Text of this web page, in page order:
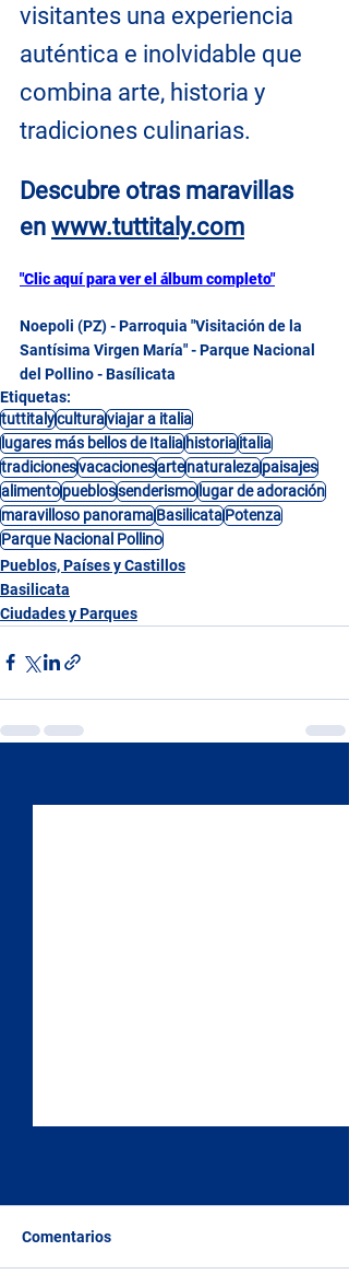
visitantes una experiencia
auténtica e inolvidable que
combina arte, historia y
tradiciones culinarias.
Descubre otras maravillas
en www.tuttitaly.com
"Clic aquí para ver el álbum completo"
Noepoli (PZ) - Parroquia "Visitación de la
Santísima Virgen María" - Parque Nacional
del Pollino - Basílicata
Etiquetas:
tuttitalyculturaviajar a italia
lugares más bellos de Italiahistoriaitalia
tradicionesvacacionesartenaturalezapaisajes
alimentopueblossenderismolugar de adoración
maravilloso panoramaBasilicataPotenza
Parque Nacional Pollino
Pueblos, Países y Castillos
Basilicata
Ciudades y Parques
Comentarios